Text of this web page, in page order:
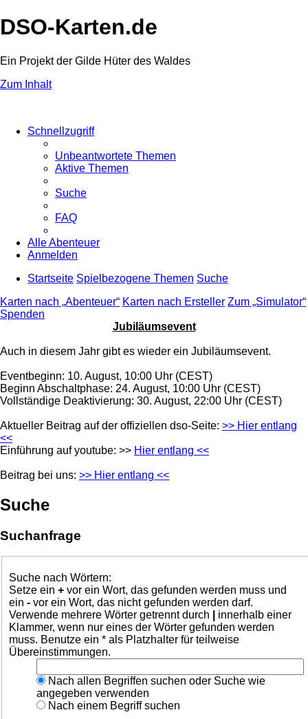
DSO-Karten.de
Ein Projekt der Gilde Hüter des Waldes
Zum Inhalt
Schnellzugriff
Unbeantwortete Themen
Aktive Themen
Suche
FAQ
Alle Abenteuer
Anmelden
Startseite Spielbezogene Themen Suche
Karten nach „Abenteuer“ Karten nach Ersteller Zum „Simulator“
Spenden
Jubiläumsevent
Auch in diesem Jahr gibt es wieder ein Jubiläumsevent.
Eventbeginn: 10. August, 10:00 Uhr (CEST)
Beginn Abschaltphase: 24. August, 10:00 Uhr (CEST)
Vollständige Deaktivierung: 30. August, 22:00 Uhr (CEST)
Aktueller Beitrag auf der offiziellen dso-Seite: >> Hier entlang
<<
Einführung auf youtube: >> Hier entlang <<
Beitrag bei uns: >> Hier entlang <<
Suche
Suchanfrage
Suche nach Wörtern:
Setze ein + vor ein Wort, das gefunden werden muss und
ein - vor ein Wort, das nicht gefunden werden darf.
Verwende mehrere Wörter getrennt durch
innerhalb einer
Klammer, wenn nur eines der Wörter gefunden werden
muss. Benutze ein * als Platzhalter für teilweise
Übereinstimmungen.
Nach allen Begriffen suchen oder Suche wie
angegeben verwenden
Nach einem Begriff suchen